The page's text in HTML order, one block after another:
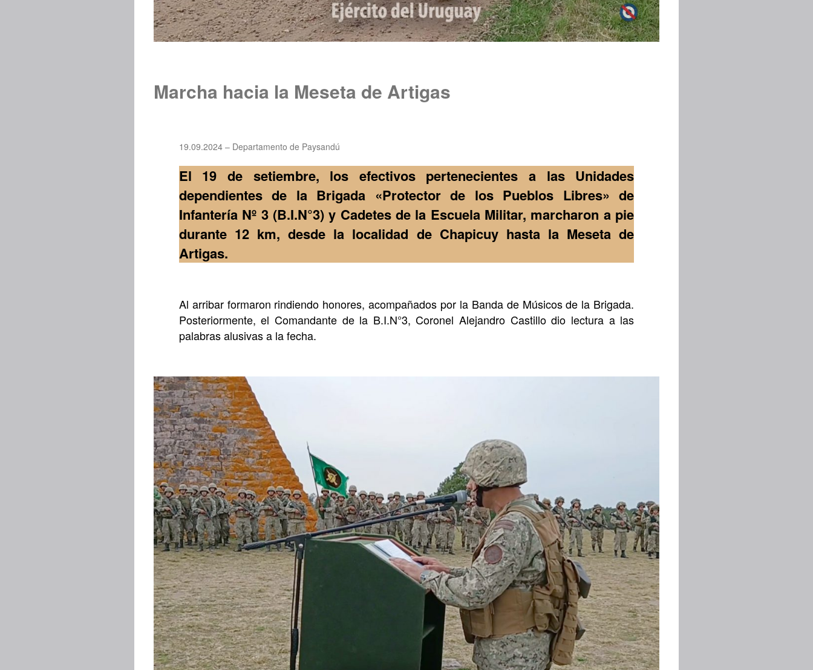
Marcha hacia la Meseta de Artigas
19.09.2024 – Departamento de Paysandú
El 19 de setiembre, los efectivos pertenecientes a las Unidades
dependientes de la Brigada «Protector de los Pueblos Libres» de
Infantería Nº 3 (B.I.N°3) y Cadetes de la Escuela Militar, marcharon a pie
durante 12 km, desde la localidad de Chapicuy hasta la Meseta de
Artigas.
Al arribar formaron rindiendo honores, acompañados por la Banda de Músicos de la Brigada.
Posteriormente, el Comandante de la B.I.N°3, Coronel Alejandro Castillo dio lectura a las
palabras alusivas a la fecha.